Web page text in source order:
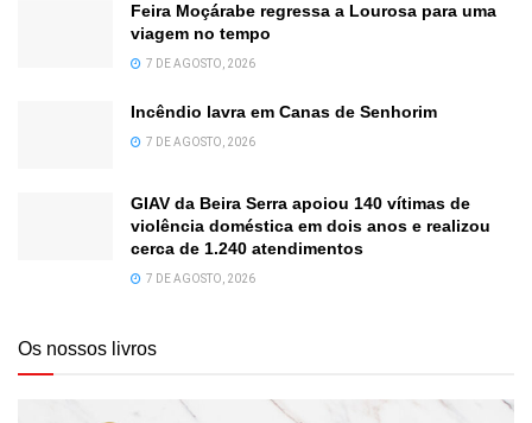
Feira Moçárabe regressa a Lourosa para uma
viagem no tempo
7 DE AGOSTO, 2026
Incêndio lavra em Canas de Senhorim
7 DE AGOSTO, 2026
GIAV da Beira Serra apoiou 140 vítimas de
violência doméstica em dois anos e realizou
cerca de 1.240 atendimentos
7 DE AGOSTO, 2026
Os nossos livros